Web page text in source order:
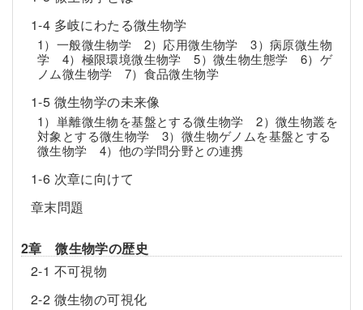
1-4 多岐にわたる微生物学
1）一般微生物学 2）応用微生物学 3）病原微生物
学 4）極限環境微生物学 5）微生物生態学 6）ゲ
ノム微生物学 7）食品微生物学
1-5 微生物学の未来像
1）単離微生物を基盤とする微生物学 2）微生物叢を
対象とする微生物学 3）微生物ゲノムを基盤とする
微生物学 4）他の学問分野との連携
1-6 次章に向けて
章末問題
2章 微生物学の歴史
2-1 不可視物
2-2 微生物の可視化